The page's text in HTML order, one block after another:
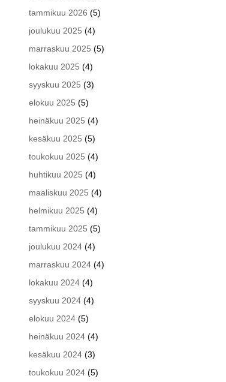
tammikuu 2026 (5)
joulukuu 2025 (4)
marraskuu 2025 (5)
lokakuu 2025 (4)
syyskuu 2025 (3)
elokuu 2025 (5)
heinäkuu 2025 (4)
kesäkuu 2025 (5)
toukokuu 2025 (4)
huhtikuu 2025 (4)
maaliskuu 2025 (4)
helmikuu 2025 (4)
tammikuu 2025 (5)
joulukuu 2024 (4)
marraskuu 2024 (4)
lokakuu 2024 (4)
syyskuu 2024 (4)
elokuu 2024 (5)
heinäkuu 2024 (4)
kesäkuu 2024 (3)
toukokuu 2024 (5)